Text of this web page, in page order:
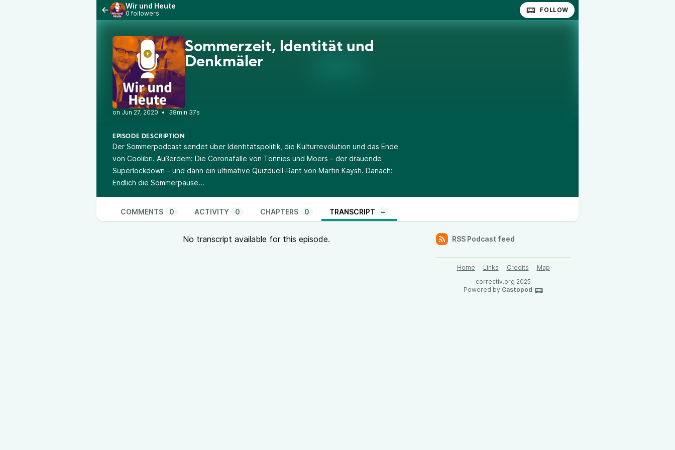
Wir und Heute
0 followers FOLLOW
Sommerzeit, Identität und
Denkmäler
• 38min 37s
EPISODE DESCRIPTION
Der Sommerpodcast sendet über Identitätspolitik, die Kulturrevolution und das Ende
von Coolibri. Außerdem: Die Coronafälle von Tönnies und Moers – der dräuende
Superlockdown – und dann ein ultimative Quizduell-Rant von Martin Kaysh. Danach:
Endlich die Sommerpause...
COMMENTS 0 ACTIVITY 0 CHAPTERS 0 TRANSCRIPT –
No transcript available for this episode. RSS Podcast feed
Home Links Credits
Map
correctiv.org 2025
Powered by Castopod